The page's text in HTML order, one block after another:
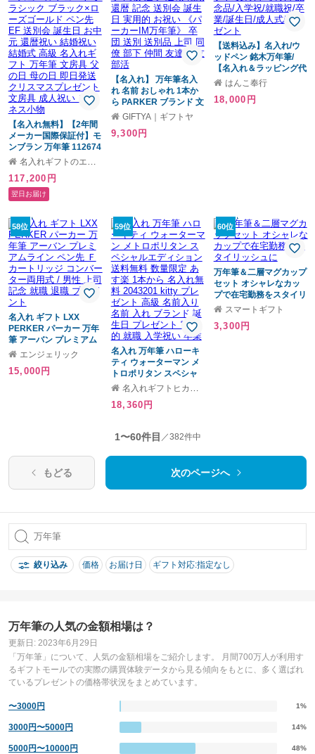
【名入れ無料】【2年間
メーカー国際保証付】モ
ンブラン 万年筆 112674
(132483) マイスターシ
ルドコート クラシック
ブラック×ローズゴール
ド ペン先EF 送別会 誕生
日 お中元 還暦祝い 結婚
祝い 結婚式 高級 名入れ
ギフト 万年筆 文房具 父
の日 母の日 即日発送 ク
リスマスプレゼント 文
房具 成人祝い ビジネス
小物
名入れギフトのエイレベル ブランドギフト専門店
117,200円
翌日お届け
【名入れ】 万年筆名入
れ 名前 おしゃれ 1本か
ら PARKER ブランド 文
房具 高級 男性 女性 就職
入学 卒業 大学 高校 進学
退職 転勤 還暦 記念 送別
GIFTYA｜ギフトヤ
9,300円
【送料込み】名入れ/ウ
ッドペン 銘木万年筆/
【名入れ＆ラッピング代
込】/ギフトBOX付き/F-
の日/記念品/入学祝/就職
はんこ奉行
18,000円
58位
名入れ ギフト LXX
PERKER パーカー 万年
筆 アーバン プレミアム
ライン ペン先 Ｆ カート
用式 / 男性 上司 記念 就
エンジェリック
15,000円
59位
名入れ 万年筆 ハローキ
ティ ウォーターマン メ
トロポリタン スペシャ
ルエディション 送料無
から 名入れ無料
ト 高級 名前入り 名前 入
れ ブランド 誕生日 プレ
名入れギフトヒカリ屋
18,360円
60位
万年筆＆二層マグカップ
セット オシャレなカッ
プで在宅勤務をスタイリ
ッシュに
スマートギフト
3,300円
1〜60件目 ／382件中
もどる 次のページへ
絞り込み 価格 お届け日 ギフト対応:指定なし
万年筆の人気の金額相場は？
更新日: 2023年6月29日
「万年筆」について、人気の金額相場をご紹介します。 月間700万人が利用す
るギフトモールでの実際の購買体験データから見る傾向をもとに、多く選ばれ
ているプレゼントの価格帯状況をまとめています。
〜3000円 1%
3000円〜5000円 14%
5000円〜10000円 48%